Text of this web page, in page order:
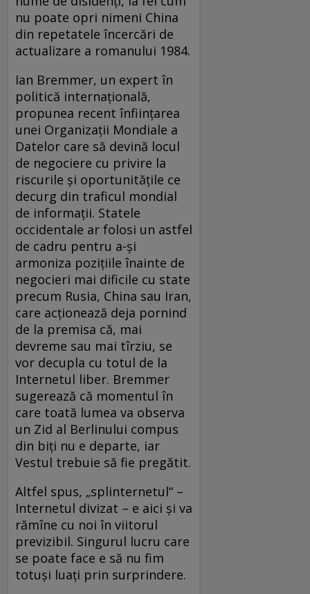
nu poate opri nimeni China
din repetatele încercări de
actualizare a romanului 1984.
Ian Bremmer, un expert în
politică internațională,
propunea recent înființarea
unei Organizații Mondiale a
Datelor care să devină locul
de negociere cu privire la
riscurile și oportunitățile ce
decurg din traficul mondial
de informații. Statele
occidentale ar folosi un astfel
de cadru pentru a-și
armoniza pozițiile înainte de
negocieri mai dificile cu state
precum Rusia, China sau Iran,
care acționează deja pornind
de la premisa că, mai
devreme sau mai tîrziu, se
vor decupla cu totul de la
Internetul liber. Bremmer
sugerează că momentul în
care toată lumea va observa
un Zid al Berlinului compus
din biți nu e departe, iar
Vestul trebuie să fie pregătit.
Altfel spus, „splinternetul“ –
Internetul divizat – e aici și va
rămîne cu noi în viitorul
previzibil. Singurul lucru care
se poate face e să nu fim
totuși luați prin surprindere.